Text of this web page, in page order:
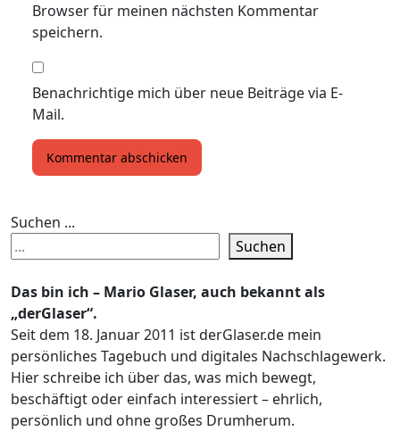
Browser für meinen nächsten Kommentar
speichern.
Benachrichtige mich über neue Beiträge via E-
Mail.
Suchen ...
Suchen
Das bin ich – Mario Glaser, auch bekannt als
„derGlaser“.
Seit dem 18. Januar 2011 ist derGlaser.de mein
persönliches Tagebuch und digitales Nachschlagewerk.
Hier schreibe ich über das, was mich bewegt,
beschäftigt oder einfach interessiert – ehrlich,
persönlich und ohne großes Drumherum.